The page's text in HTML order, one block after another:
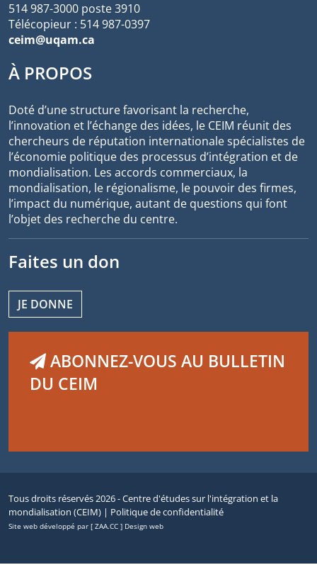
514 987-3000 poste 3910
Télécopieur : 514 987-0397
ceim@uqam.ca
À PROPOS
Doté d’une structure favorisant la recherche,
l’innovation et l’échange des idées, le CEIM réunit des
chercheurs de réputation internationale spécialistes de
l’économie politique des processus d’intégration et de
mondialisation. Les accords commerciaux, la
mondialisation, le régionalisme, le pouvoir des firmes,
l’impact du numérique, autant de questions qui font
l’objet des recherche du centre.
Faites un don
JE DONNE
ABONNEZ-VOUS AU BULLETIN
DU CEIM
Tous droits réservés 2026 - Centre d'études sur l'intégration et la
mondialisation (CEIM) | Politique de confidentialité
Site web développé par [ ZAA.CC ] Design web